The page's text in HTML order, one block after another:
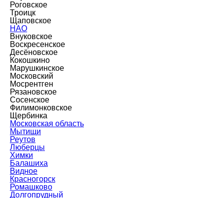
Роговское
Троицк
Щаповское
НАО
Внуковское
Воскресенское
Десёновское
Кокошкино
Марушкинское
Московский
Мосрентген
Рязановское
Сосенское
Филимонковское
Щербинка
Московская область
Мытищи
Реутов
Люберцы
Химки
Балашиха
Видное
Красногорск
Ромашково
Долгопрудный